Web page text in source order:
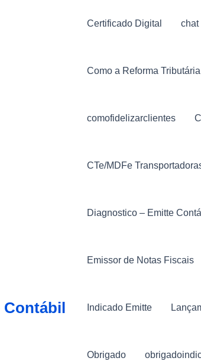
Contábil
Certificado Digital chat
Como a Reforma
comofidelizarclientes
CTe/MDFe
Diagnostico – Emitte
Emissor de Notas Fiscais
Indicado Emitte
Obrigado